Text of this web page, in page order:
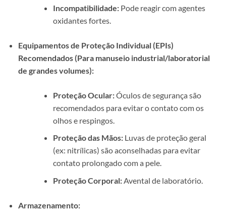
Incompatibilidade:Pode reagir com agentes
oxidantes fortes.
Equipamentos de Proteção Individual (EPIs)
Recomendados (Para manuseio industrial/laboratorial
de grandes volumes):
Proteção Ocular:Óculos de segurança são
recomendados para evitar o contato com os
olhos e respingos.
Proteção das Mãos:Luvas de proteção geral
(ex: nitrílicas) são aconselhadas para evitar
contato prolongado com a pele.
Proteção Corporal:Avental de laboratório.
Armazenamento: